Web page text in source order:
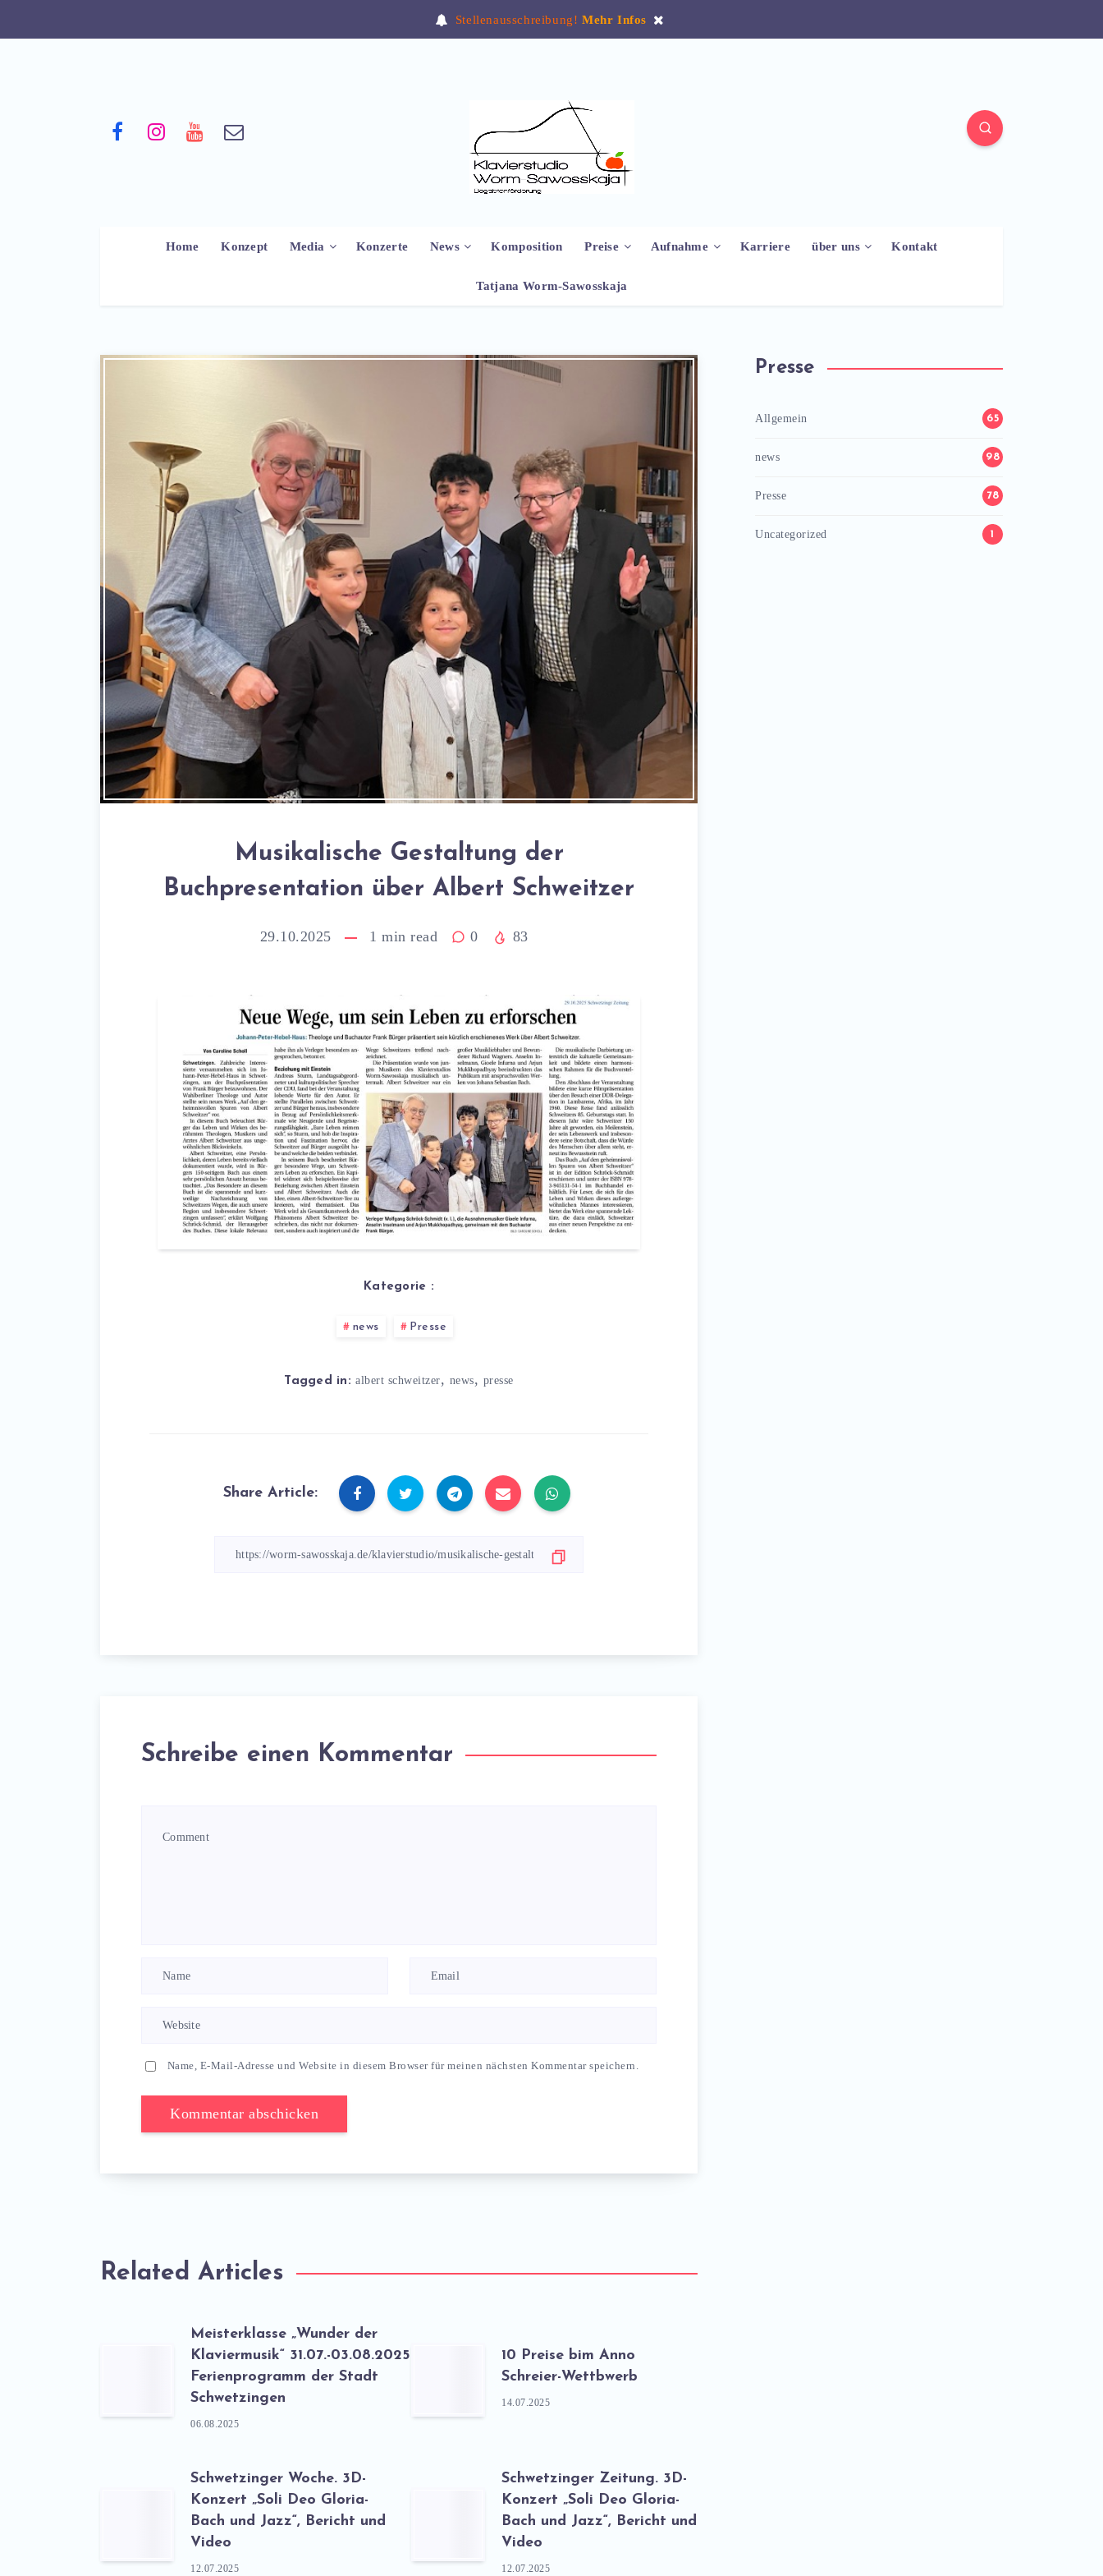
Stellenausschreibung!Mehr Infos
Home Konzept Media Konzerte News Komposition Preise Aufnahme Karriere über uns Kontakt
Tatjana Worm-Sawosskaja
Musikalische Gestaltung der
Buchpresentation über Albert Schweitzer
29.10.2025 1 min read 0 83
Kategorie :
news Presse
Tagged in: albert schweitzer, news, presse
Share Article:
Schreibe einen Kommentar
Name, E-Mail-Adresse und Website in diesem Browser für meinen nächsten Kommentar speichern.
Related Articles
Meisterklasse „Wunder der
Klaviermusik“ 31.07.-03.08.2025
Ferienprogramm der Stadt
Schwetzingen
06.08.2025
10 Preise bim Anno
Schreier-Wettbwerb
14.07.2025
Schwetzinger Woche. 3D-
Konzert „Soli Deo Gloria-
Bach und Jazz“, Bericht und
Video
12.07.2025
Schwetzinger Zeitung. 3D-
Konzert „Soli Deo Gloria-
Bach und Jazz“, Bericht und
Video
12.07.2025
Presse
Allgemein 65
news 98
Presse 78
Uncategorized 1